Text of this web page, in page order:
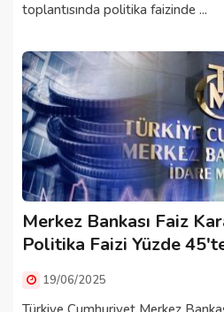
toplantısında politika faizinde ...
Merkez Bankası Faiz
Politika Faizi Yüzde
19/06/2025